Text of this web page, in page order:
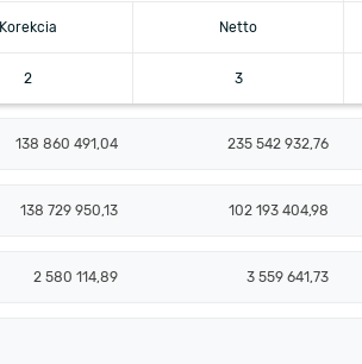
Korekcia Netto
2 3
138 860 491,04 235 542 932,76
138 729 950,13 102 193 404,98
2 580 114,89 3 559 641,73